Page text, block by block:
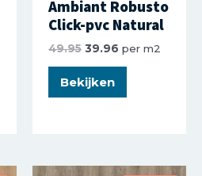
Ambiant Robusto
Click-pvc Natural
49.95 39.96 per m2
Bekijken